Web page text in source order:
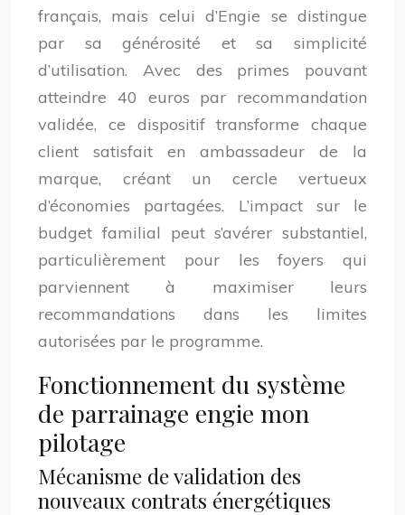
français, mais celui d’Engie se distingue
par sa générosité et sa simplicité
d’utilisation. Avec des primes pouvant
atteindre 40 euros par recommandation
validée, ce dispositif transforme chaque
client satisfait en ambassadeur de la
marque, créant un cercle vertueux
d’économies partagées. L’impact sur le
budget familial peut s’avérer substantiel,
particulièrement pour les foyers qui
parviennent à maximiser leurs
recommandations dans les limites
autorisées par le programme.
Fonctionnement du système
de parrainage engie mon
pilotage
Mécanisme de validation des
nouveaux contrats énergétiques